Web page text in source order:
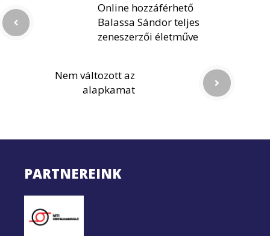
Online hozzáférhető
Balassa Sándor teljes
zeneszerzői életműve
Nem változott az
alapkamat
PARTNEREINK